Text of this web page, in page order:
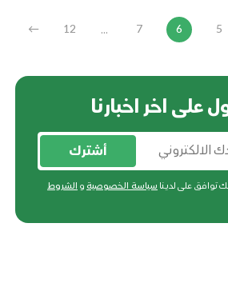
5
6
7
...
12
←
اخر اخبارنا
أشترك
توافق على لدينا سياسة الخصوصية و الشروط